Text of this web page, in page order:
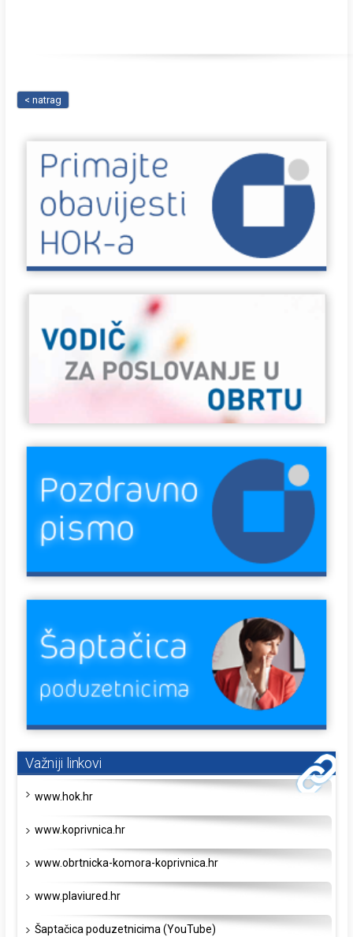
< natrag
Važniji linkovi
www.hok.hr
www.koprivnica.hr
www.obrtnicka-komora-koprivnica.hr
www.plaviured.hr
Šaptačica poduzetnicima (YouTube)